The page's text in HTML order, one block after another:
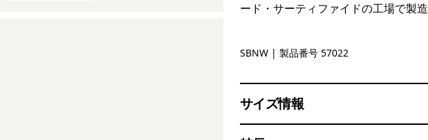
ード・サーティファイドの工場で製造
Solar Blocks: New Navy
SBNW | 製品番号 57022
サイズ情報